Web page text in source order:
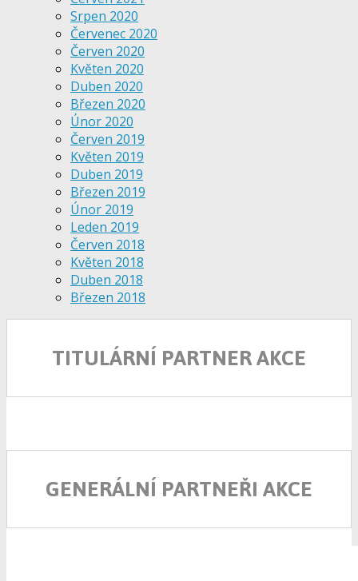
Srpen 2020
Červenec 2020
Červen 2020
Květen 2020
Duben 2020
Březen 2020
Únor 2020
Červen 2019
Květen 2019
Duben 2019
Březen 2019
Únor 2019
Leden 2019
Červen 2018
Květen 2018
Duben 2018
Březen 2018
TITULÁRNÍ PARTNER AKCE
GENERÁLNÍ PARTNEŘI AKCE